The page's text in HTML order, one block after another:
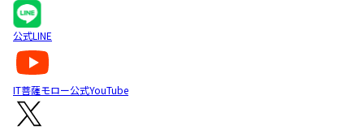
公式LINE
IT菩薩モロー公式YouTube